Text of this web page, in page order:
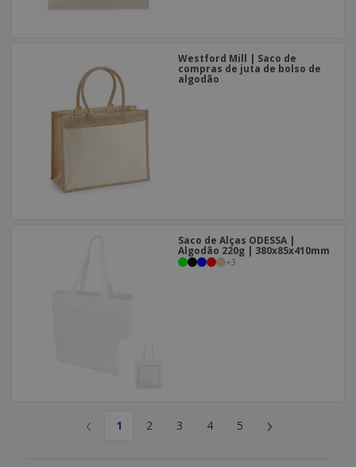
Westford Mill | Saco de
compras de juta de bolso de
algodão
Saco de Alças ODESSA |
Algodão 220g | 380x85x410mm
+3
‹ 1 2 3 4 5 ›